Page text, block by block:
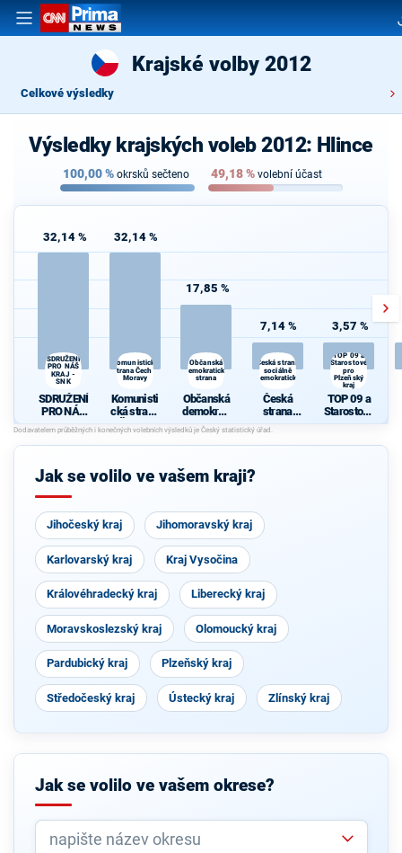
Krajské volby 2012
Celkové výsledky
Výsledky krajských voleb 2012: Hlince
100,00% okrsků sečteno 49,18% volební účast
32,14 %
SDRUŽENÍ
PRO NÁŠ
KRAJ -
SNK
SDRUŽENÍ
PRO NÁŠ
KRAJ -
SNK
32,14 %
Komunistická
strana Čech a
Moravy
Komunisti
cká strana
Čech a
Moravy
17,85 %
Občanská
demokratická
strana
Občanská
demokrati
cká strana
7,14 %
Česká strana
sociálně
demokratická
Česká
strana
sociálně
demokrati
cká
3,57 %
TOP 09 a
Starostové
pro
Plzeňský
kraj
TOP 09 a
Starostové
pro
kraj
Jak se volilo ve vašem kraji?
Jihočeský kraj Jihomoravský kraj
Karlovarský kraj Kraj Vysočina
Královéhradecký kraj Liberecký kraj
Moravskoslezský kraj Olomoucký kraj
Pardubický kraj Plzeňský kraj
Středočeský kraj Ústecký kraj Zlínský kraj
Jak se volilo ve vašem okrese?